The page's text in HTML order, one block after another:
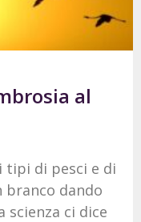
al
tipi di pesci e di
branco dando
scienza ci dice